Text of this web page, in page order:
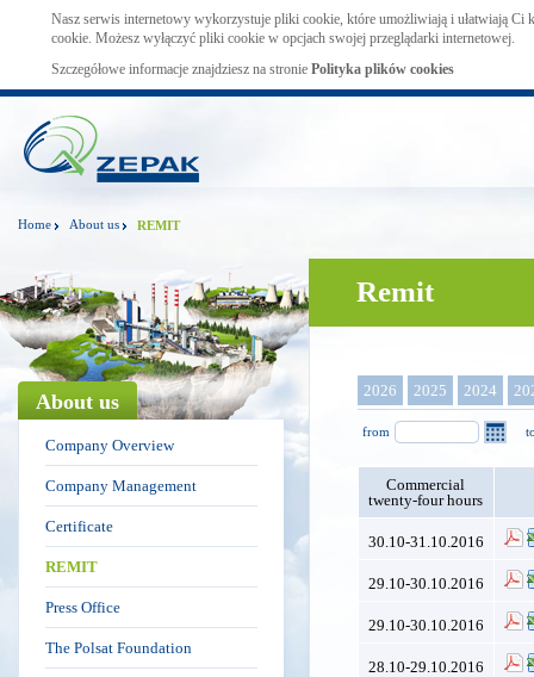
Nasz serwis internetowy wykorzystuje pliki cookie, które umożliwiają i ułatwiają Ci
cookie. Możesz wyłączyć pliki cookie w opcjach swojej przeglądarki internetowej.
Szczegółowe informacje znajdziesz na stronie Polityka plików cookies
Home About us REMIT
About us
Company Overview
Company Management
Certificate
REMIT
Press Office
The Polsat Foundation
Remit
2026 2025 2024
from
Commercial
twenty-four hours
30.10-31.10.2016
29.10-30.10.2016
29.10-30.10.2016
28.10-29.10.2016